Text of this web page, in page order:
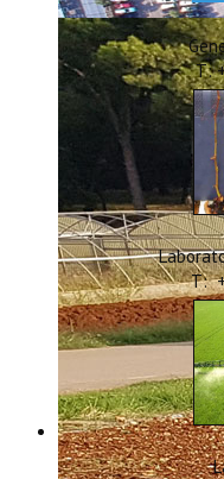
T:
T: